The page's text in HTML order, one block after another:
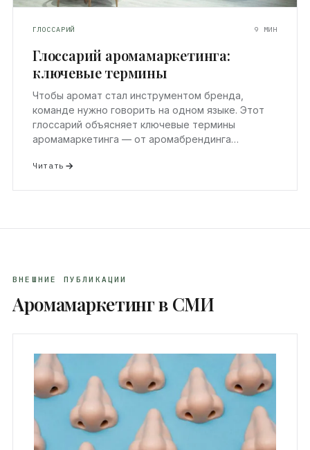
ГЛОССАРИЙ 9 МИН
Глоссарий аромамаркетинга:
ключевые термины
Чтобы аромат стал инструментом бренда,
команде нужно говорить на одном языке. Этот
глоссарий объясняет ключевые термины
аромамаркетинга — от аромабрендинга…
Читать
ВНЕШНИЕ ПУБЛИКАЦИИ
Аромамаркетинг в СМИ